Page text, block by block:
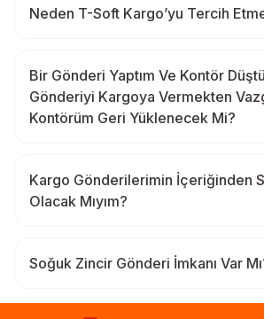
Neden T-Soft Kargo’yu Tercih
Bir Gönderi Yaptım Ve Kontör
Gönderiyi Kargoya Vermekten
Kontörüm Geri Yüklenecek Mi?
Kargo Gönderilerimin İçeriğinden
Olacak Mıyım?
Soğuk Zincir Gönderi İmkanı Var